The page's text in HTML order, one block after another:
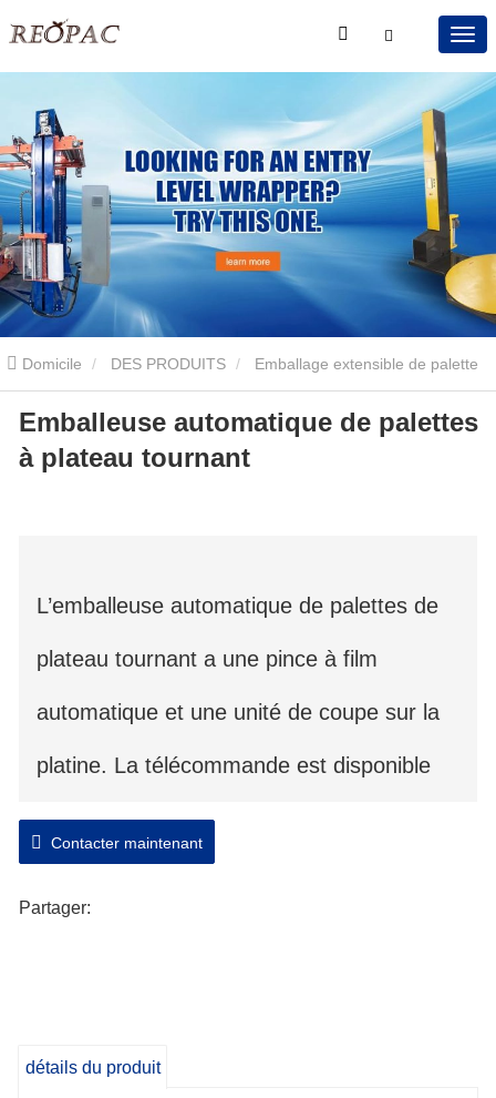
Domicile DES PRODUITS Emballage extensible de palette
de plateau tournant
plateau tournant
Emballeuse automatique de palettes
à plateau tournant
L’emballeuse automatique de palettes de
plateau tournant a une pince à film
automatique et une unité de coupe sur la
platine. La télécommande est disponible
pour une meilleure automatisation.
L’emballage automatique de la platine peut
être conçu avec une platine plate ou une
sont terminés automatiquement.
Contacter maintenant
Partager:
détails du produit